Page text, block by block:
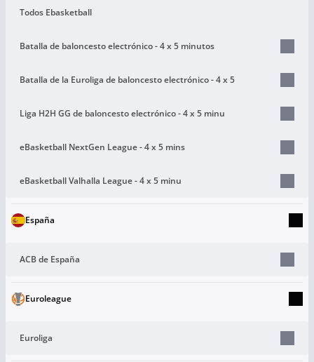
Todos Ebasketball
Batalla de baloncesto electrónico - 4 x 5 minutos
Batalla de la Euroliga de baloncesto electrónico - 4 x 5
Liga H2H GG de baloncesto electrónico - 4 x 5 minu
eBasketball NextGen League - 4 x 5 mins
eBasketball Valhalla League - 4 x 5 minu
España
ACB de España
Euroleague
Euroliga